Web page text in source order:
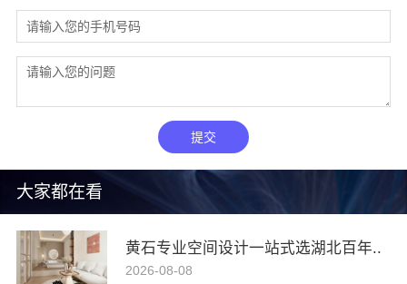
大家都在看
黄石专业空间设计一站式选湖北百年..
2026-08-08
提交